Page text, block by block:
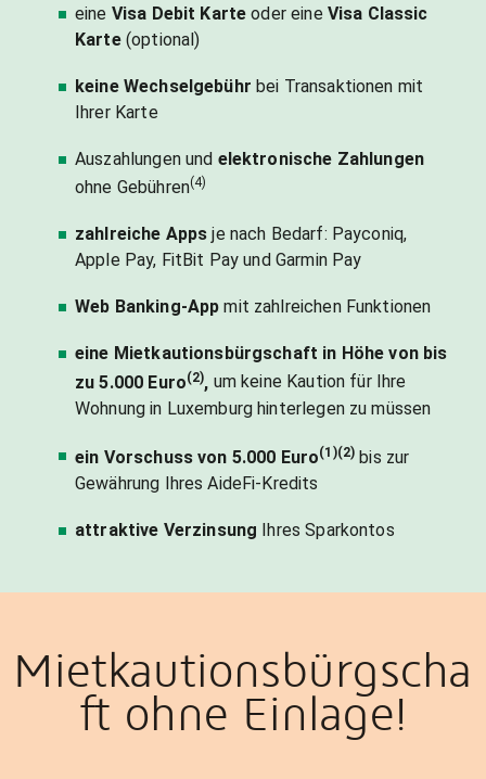
eine Visa Debit Karte oder eine Visa Classic
Karte(optional)
keine Wechselgebührbei Transaktionen mit
Ihrer Karte
Auszahlungen und elektronische Zahlungen
ohne Gebühren(4)
zahlreiche Apps je nach Bedarf: Payconiq,
Apple Pay, FitBit Pay und Garmin Pay
Web Banking-App mit zahlreichen Funktionen
eine Mietkautionsbürgschaft in Höhe von bis
zu 5.000 Euro(2), um keine Kaution für Ihre
Wohnung in Luxemburg hinterlegen zu müssen
ein Vorschuss von 5.000 Euro(1)(2) bis zur
Gewährung Ihres AideFi-Kredits
attraktive Verzinsung Ihres Sparkontos
Mietkautionsbürgscha
ft ohne Einlage!